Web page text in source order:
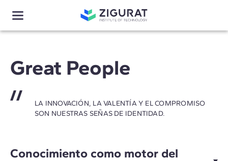
Great People
LA INNOVACIÓN, LA VALENTÍA Y EL COMPROMISO
SON NUESTRAS SEÑAS DE IDENTIDAD.
Conocimiento como motor del